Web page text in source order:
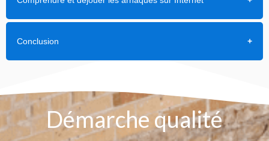
Conclusion
Démarche qualité